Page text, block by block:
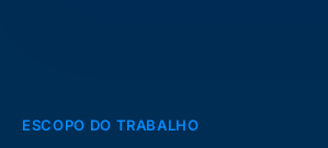
ESCOPO DO TRABALHO